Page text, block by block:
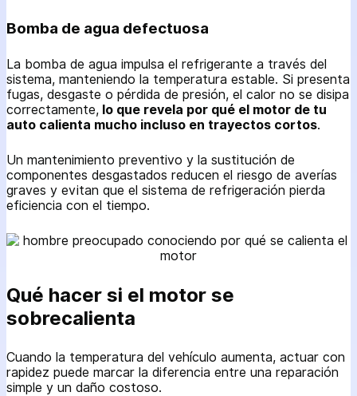
Bomba de agua defectuosa
La bomba de agua impulsa el refrigerante a través del
sistema, manteniendo la temperatura estable. Si presenta
fugas, desgaste o pérdida de presión, el calor no se disipa
correctamente, lo que revela por qué el motor de tu
auto calienta mucho incluso en trayectos cortos.
Un mantenimiento preventivo y la sustitución de
componentes desgastados reducen el riesgo de averías
graves y evitan que el sistema de refrigeración pierda
eficiencia con el tiempo.
Qué hacer si el motor se
sobrecalienta
Cuando la temperatura del vehículo aumenta, actuar con
rapidez puede marcar la diferencia entre una reparación
simple y un daño costoso.